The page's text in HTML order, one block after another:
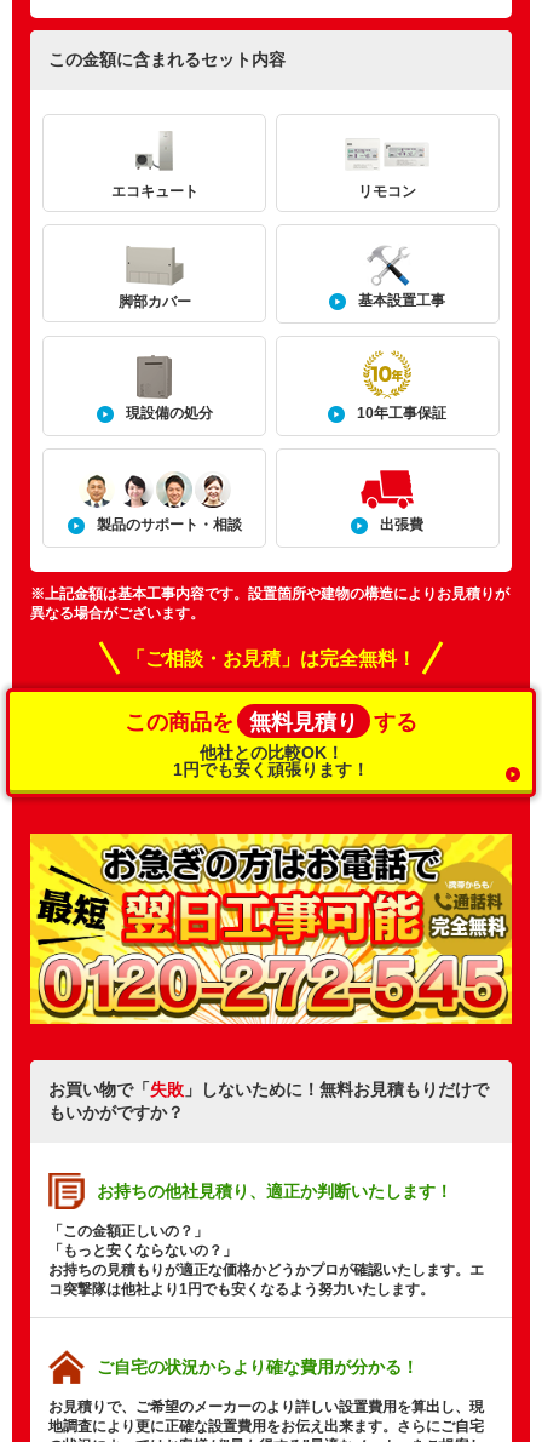
この金額に含まれるセット内容
エコキュート リモコン
脚部カバー 基本設置工事
現設備の処分 10年工事保証
製品のサポート・相談 出張費
※上記金額は基本工事内容です。設置箇所や建物の構造によりお見積りが
異なる場合がございます。
「ご相談・お見積」は完全無料！
この商品を 無料見積り する
他社との比較OK！
1円でも安く頑張ります！
お買い物で「失敗 」しないために！無料お見積もりだけで
もいかがですか？
お持ちの他社見積り、 適正か判断いたします！
「この金額正しいの？」
「もっと安くならないの？」
お持ちの見積もりが適正な価格かどうかプロが確認いたします。エ
コ突撃隊は他社より1円でも安くなるよう努力いたします。
ご自宅の状況からより確な費用が分かる！
お見積りで、ご希望のメーカーのより詳しい設置費用を算出し、現
地調査により更に正確な設置費用をお伝え出来ます。さらにご自宅